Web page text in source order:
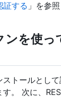
証する 」を参
を使っ
トールとし
。 次に、